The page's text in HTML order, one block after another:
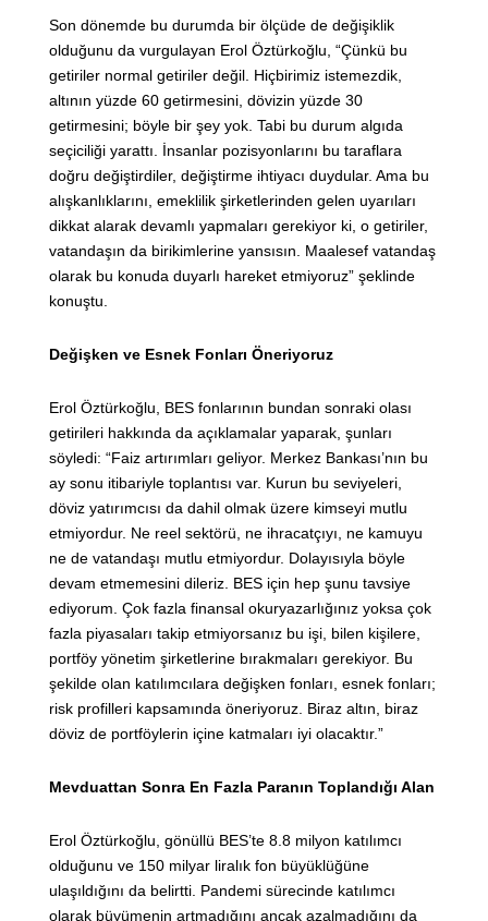
Son dönemde bu durumda bir ölçüde de değişiklik
olduğunu da vurgulayan Erol Öztürkoğlu, “Çünkü bu
getiriler normal getiriler değil. Hiçbirimiz istemezdik,
altının yüzde 60 getirmesini, dövizin yüzde 30
getirmesini; böyle bir şey yok. Tabi bu durum algıda
seçiciliği yarattı. İnsanlar pozisyonlarını bu taraflara
doğru değiştirdiler, değiştirme ihtiyacı duydular. Ama bu
alışkanlıklarını, emeklilik şirketlerinden gelen uyarıları
dikkat alarak devamlı yapmaları gerekiyor ki, o getiriler,
vatandaşın da birikimlerine yansısın. Maalesef vatandaş
olarak bu konuda duyarlı hareket etmiyoruz” şeklinde
konuştu.
Değişken ve Esnek Fonları Öneriyoruz
Erol Öztürkoğlu, BES fonlarının bundan sonraki olası
getirileri hakkında da açıklamalar yaparak, şunları
söyledi: “Faiz artırımları geliyor. Merkez Bankası’nın bu
ay sonu itibariyle toplantısı var. Kurun bu seviyeleri,
döviz yatırımcısı da dahil olmak üzere kimseyi mutlu
etmiyordur. Ne reel sektörü, ne ihracatçıyı, ne kamuyu
ne de vatandaşı mutlu etmiyordur. Dolayısıyla böyle
devam etmemesini dileriz. BES için hep şunu tavsiye
ediyorum. Çok fazla finansal okuryazarlığınız yoksa çok
fazla piyasaları takip etmiyorsanız bu işi, bilen kişilere,
portföy yönetim şirketlerine bırakmaları gerekiyor. Bu
şekilde olan katılımcılara değişken fonları, esnek fonları;
risk profilleri kapsamında öneriyoruz. Biraz altın, biraz
döviz de portföylerin içine katmaları iyi olacaktır.”
Mevduattan Sonra En Fazla Paranın Toplandığı Alan
Erol Öztürkoğlu, gönüllü BES’te 8.8 milyon katılımcı
olduğunu ve 150 milyar liralık fon büyüklüğüne
ulaşıldığını da belirtti. Pandemi sürecinde katılımcı
olarak büyümenin artmadığını ancak azalmadığını da